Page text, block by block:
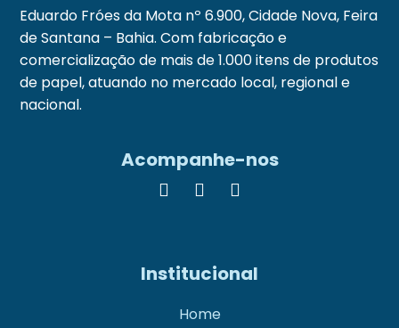
Eduardo Fróes da Mota nº 6.900, Cidade Nova, Feira
de Santana – Bahia. Com fabricação e
comercialização de mais de 1.000 itens de produtos
de papel, atuando no mercado local, regional e
nacional.
Acompanhe-nos
Institucional
Home